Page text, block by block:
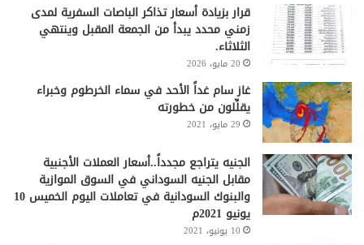
قرار بزيادة أسعار تذاكر الباصات السفرية لمدى
زمني محدد يبدأ من الجمعة المقبل وينتهي
الثلاثاء.
20 مايو، 2026
غاز سام غداً الأحد في سماء الخرطوم وخبراء
يقلِّلون من خطورته
29 مايو، 2021
الجنيه يتراجع مجدداً..أسعار العملات الأجنبية
مقابل الجنيه السوداني في السوق الموازية
والبنوك السودانية في تعاملات اليوم الخميس 10
يونيو 2021م
10 يونيو، 2021